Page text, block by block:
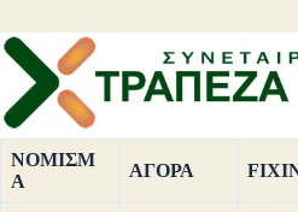
ΝΟΜΙΣΜ
Α
ΑΓΟΡΑ